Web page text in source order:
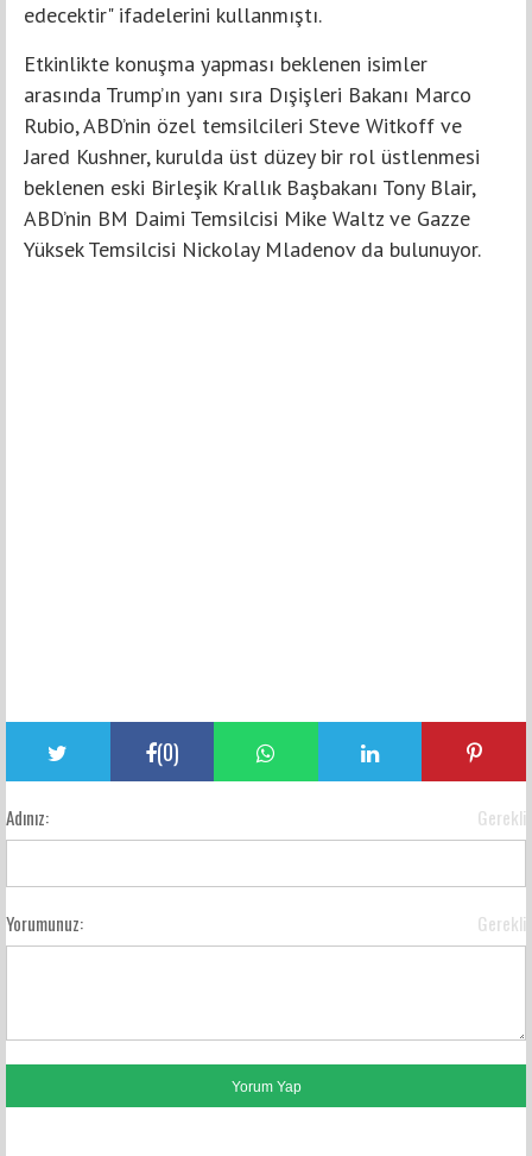
edecektir" ifadelerini kullanmıştı.
Etkinlikte konuşma yapması beklenen isimler
arasında Trump’ın yanı sıra Dışişleri Bakanı Marco
Rubio, ABD’nin özel temsilcileri Steve Witkoff ve
Jared Kushner, kurulda üst düzey bir rol üstlenmesi
beklenen eski Birleşik Krallık Başbakanı Tony Blair,
ABD’nin BM Daimi Temsilcisi Mike Waltz ve Gazze
Yüksek Temsilcisi Nickolay Mladenov da bulunuyor.
(0)
Adınız: Gerekli
Yorumunuz: Gerekli